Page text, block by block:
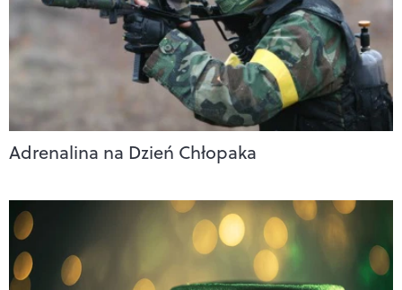
Adrenalina na Dzień Chłopaka